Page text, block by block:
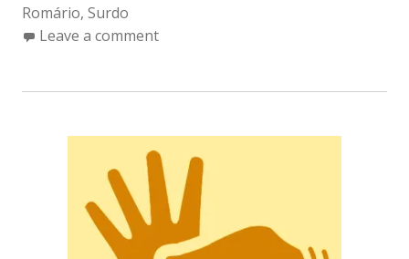
Romário, Surdo
Leave a comment